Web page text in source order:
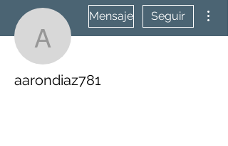
aarondiaz781
Mensaje Seguir
aarondiaz781